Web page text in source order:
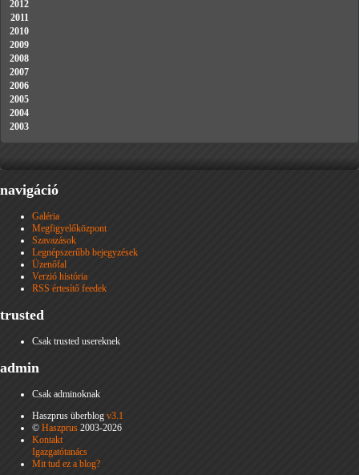
2012
2011
2010
2009
2008
2007
2006
2005
2004
2003
navigáció
Galéria
Megfigyelőközpont
Szavazások
Legnépszerűbb bejegyzések
Üzenőfal
Verzió história
RSS értesítő feedek
trusted
Csak trusted usereknek
admin
Csak adminoknak
Haszprus überblog v3.1
© Haszprus 2003-2026
Kontakt
Igazgatótanács
Mit tud ez a blog?